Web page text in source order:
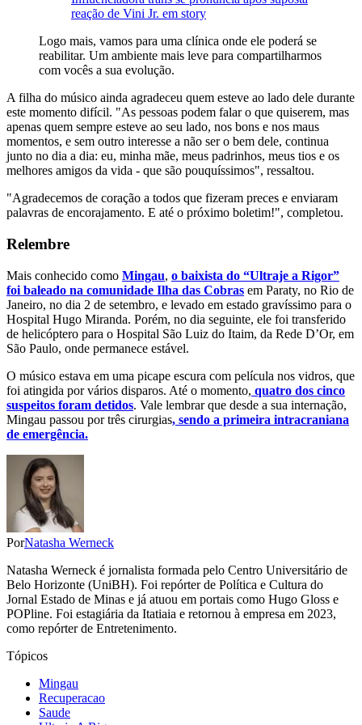
reação de Vini Jr. em story
Logo mais, vamos para uma clínica onde ele poderá se
reabilitar. Um ambiente mais leve para compartilharmos
com vocês a sua evolução.
A filha do músico ainda agradeceu quem esteve ao lado dele durante
este momento difícil. "As pessoas podem falar o que quiserem, mas
apenas quem sempre esteve ao seu lado, nos bons e nos maus
momentos, e sem outro interesse a não ser o bem dele, continua
junto no dia a dia: eu, minha mãe, meus padrinhos, meus tios e os
melhores amigos da vida - que são pouquíssimos", ressaltou.
"Agradecemos de coração a todos que fizeram preces e enviaram
palavras de encorajamento. E até o próximo boletim!", completou.
Relembre
Mais conhecido como Mingau, o baixista do “Ultraje a Rigor”
foi baleado na comunidade Ilha das Cobras em Paraty, no Rio de
Janeiro, no dia 2 de setembro, e levado em estado gravíssimo para o
Hospital Hugo Miranda. Porém, no dia seguinte, ele foi transferido
de helicóptero para o Hospital São Luiz do Itaim, da Rede D’Or, em
São Paulo, onde permanece estável.
O músico estava em uma picape escura com película nos vidros, que
foi atingida por vários disparos. Até o momento, quatro dos cinco
suspeitos foram detidos. Vale lembrar que desde a sua internação,
Mingau passou por três cirurgias, sendo a primeira intracraniana
de emergência.
PorNatasha Werneck
Natasha Werneck é jornalista formada pelo Centro Universitário de
Belo Horizonte (UniBH). Foi repórter de Política e Cultura do
Jornal Estado de Minas e já atuou em portais como Hugo Gloss e
POPline. Foi estagiária da Itatiaia e retornou à empresa em 2023,
como repórter de Entretenimento.
Tópicos
Mingau
Recuperacao
Saude